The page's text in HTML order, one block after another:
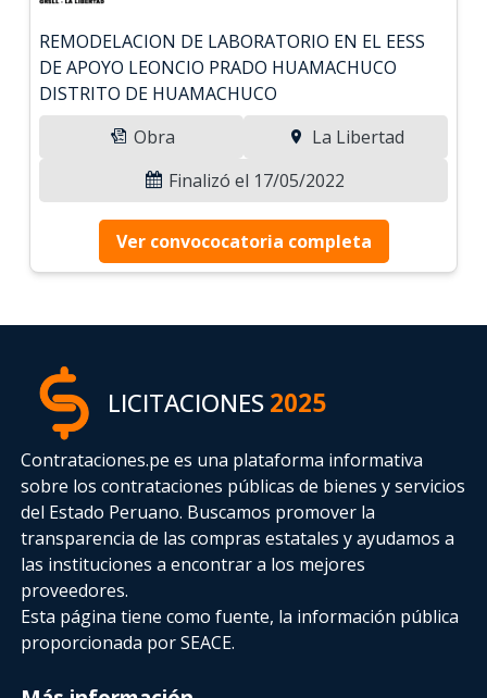
REMODELACION DE LABORATORIO EN EL EESS
DE APOYO LEONCIO PRADO HUAMACHUCO
DISTRITO DE HUAMACHUCO
Obra
La Libertad
Finalizó el 17/05/2022
Ver convococatoria completa
LICITACIONES2025
Contrataciones.pe es una plataforma informativa
sobre los contrataciones públicas de bienes y servicios
del Estado Peruano. Buscamos promover la
transparencia de las compras estatalesy ayudamos a
las instituciones a encontrar a los mejores
proveedores.
Esta página tiene como fuente, la información pública
proporcionada por SEACE.